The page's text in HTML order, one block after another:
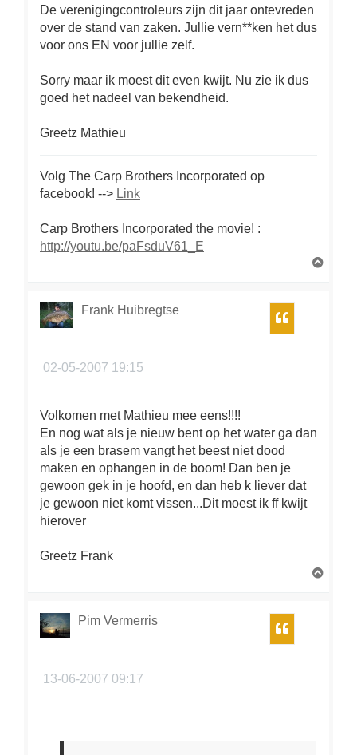
De verenigingcontroleurs zijn dit jaar ontevreden
over de stand van zaken. Jullie vern**ken het dus
voor ons EN voor jullie zelf.
Sorry maar ik moest dit even kwijt. Nu zie ik dus
goed het nadeel van bekendheid.
Greetz Mathieu
Volg The Carp Brothers Incorporated op
facebook! --> Link
Carp Brothers Incorporated the movie! :
http://youtu.be/paFsduV61_E
Frank Huibregtse
Citeer
02-05-2007 19:15
Volkomen met Mathieu mee eens!!!!
En nog wat als je nieuw bent op het water ga dan
als je een brasem vangt het beest niet dood
maken en ophangen in de boom! Dan ben je
gewoon gek in je hoofd, en dan heb k liever dat
je gewoon niet komt vissen...Dit moest ik ff kwijt
hierover
Greetz Frank
Pim Vermerris
Citeer
13-06-2007 09:17